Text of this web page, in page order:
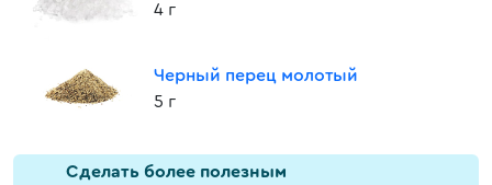
4 г
Черный перец молотый
5 г
Cделать более полезным